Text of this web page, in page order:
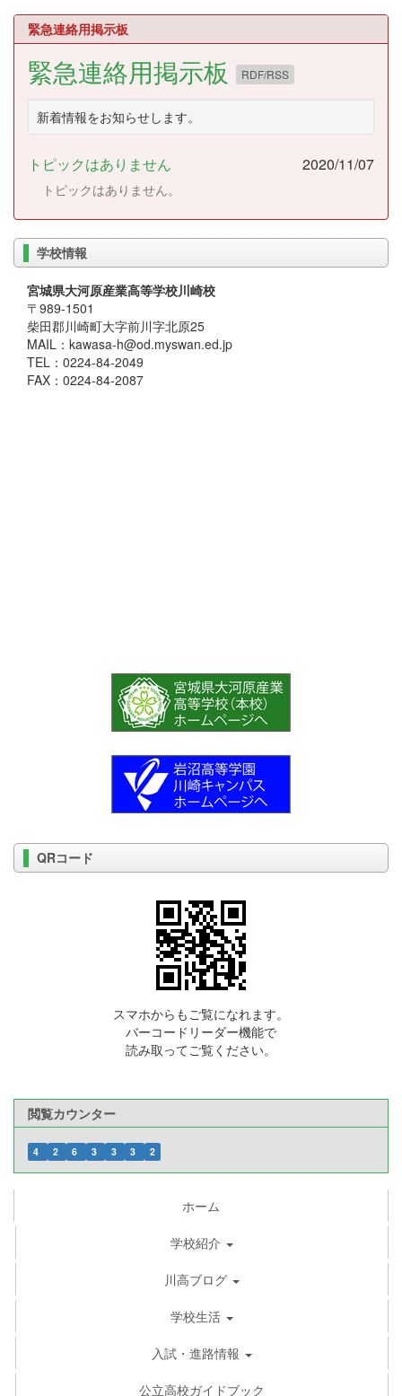
緊急連絡用掲示板
緊急連絡用掲示板 RDF/RSS
新着情報をお知らせします。
トピックはありません 2020/11/07
トピックはありません。
学校情報
宮城県大河原産業高等学校川崎校
〒989-1501
柴田郡川崎町大字前川字北原25
MAIL：kawasa-h@od.myswan.ed.jp
TEL：0224-84-2049
FAX：0224-84-2087
QRコード
スマホからもご覧になれます。
バーコードリーダー機能で
読み取ってご覧ください。
閲覧カウンター
4 2 6 3 3 3 2
ホーム
学校紹介
川高ブログ
学校生活
入試・進路情報
公立高校ガイドブック